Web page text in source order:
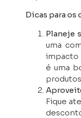
Dicas para os
Planeje
uma
impacto
é uma
Fique